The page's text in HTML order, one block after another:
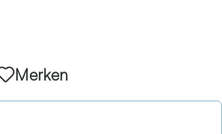
Merken